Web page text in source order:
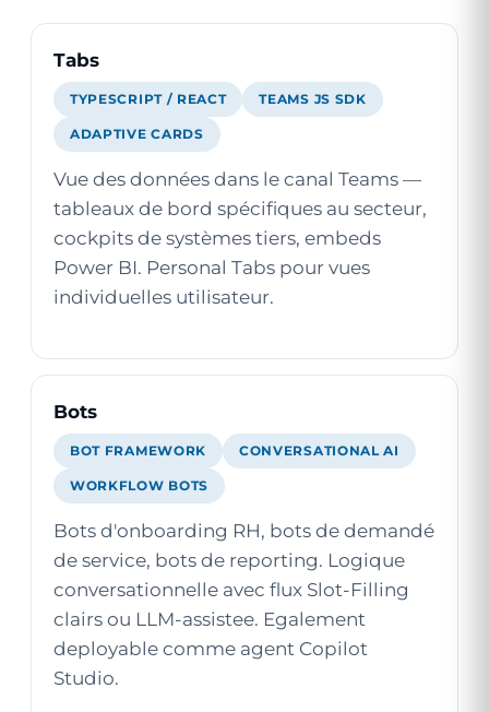
Tabs
TYPESCRIPT / REACT TEAMS JS SDK
ADAPTIVE CARDS
Vue des données dans le canal Teams —
tableaux de bord spécifiques au secteur,
cockpits de systèmes tiers, embeds
Power BI. Personal Tabs pour vues
individuelles utilisateur.
Bots
BOT FRAMEWORK CONVERSATIONAL AI
WORKFLOW BOTS
Bots d'onboarding RH, bots de demandé
de service, bots de reporting. Logique
conversationnelle avec flux Slot-Filling
clairs ou LLM-assistee. Egalement
deployable comme agent Copilot
Studio.